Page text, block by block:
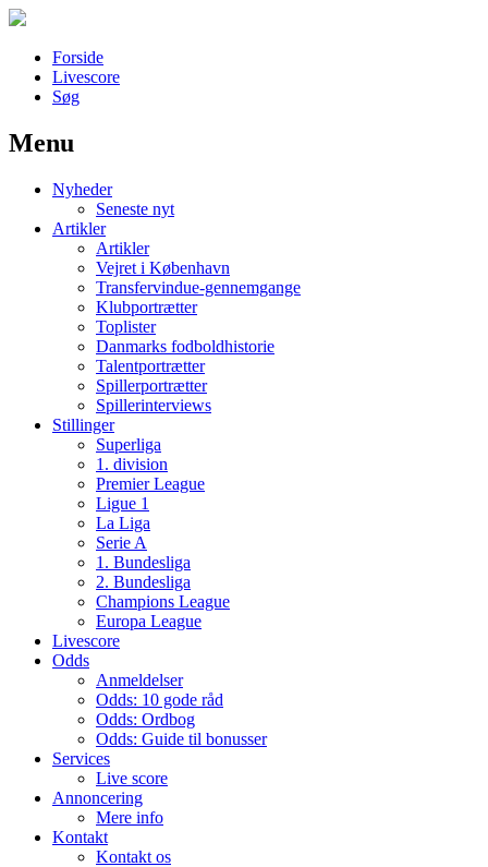
Forside
Livescore
Søg
Наши партнеры
лучшие займы
Menu
Nyheder
Seneste nyt
Artikler
Artikler
Vejret i København
Transfervindue-gennemgange
Klubportrætter
Toplister
Danmarks fodboldhistorie
Talentportrætter
Spillerportrætter
Spillerinterviews
Stillinger
Superliga
1. division
Premier League
Ligue 1
La Liga
Serie A
1. Bundesliga
2. Bundesliga
Champions League
Europa League
Livescore
Odds
Anmeldelser
Odds: 10 gode råd
Odds: Ordbog
Odds: Guide til bonusser
Services
Live score
Annoncering
Mere info
Kontakt
Kontakt os